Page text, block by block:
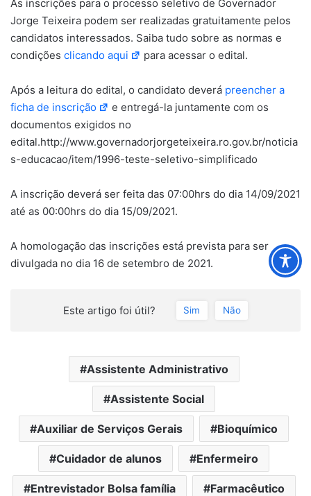
As inscrições para o processo seletivo de Governador
Jorge Teixeira podem ser realizadas gratuitamente pelos
candidatos interessados. Saiba tudo sobre as normas e
condições clicando aqui para acessar o edital.
Após a leitura do edital, o candidato deverá preencher a
ficha de inscrição
e entregá-la juntamente com os
documentos exigidos no
edital.http://www.governadorjorgeteixeira.ro.gov.br/noticia
s-educacao/item/1996-teste-seletivo-simplificado
A inscrição deverá ser feita das 07:00hrs do dia 14/09/2021
até as 00:00hrs do dia 15/09/2021.
A homologação das inscrições está prevista para ser
divulgada no dia 16 de setembro de 2021.
Este artigo foi útil? Sim Não
Assistente Administrativo
Assistente Social
Auxiliar de Serviços Gerais Bioquímico
Cuidador de alunos Enfermeiro
Entrevistador Bolsa família Farmacêutico